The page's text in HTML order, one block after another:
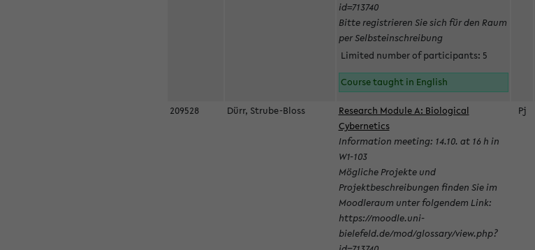
id=713740
Bitte registrieren Sie sich für den Raum
per Selbsteinschreibung
Limited number of participants: 5
Course taught in English
209528 Dürr, Strube-Bloss
Research Module A: Biological
Cybernetics
Information meeting: 14.10. at 16 h in
W1-103
Mögliche Projekte und
Projektbeschreibungen finden Sie im
Moodleraum unter folgendem Link:
https://moodle.uni-
bielefeld.de/mod/glossary/view.php?
Pj